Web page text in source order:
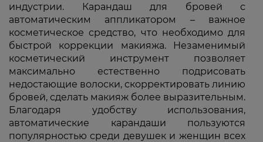
индустрии. Карандаш для бровей с
автоматическим аппликатором – важное
косметическое средство, что необходимо для
быстрой коррекции макияжа. Незаменимый
косметический инструмент позволяет
максимально естественно подрисовать
недостающие волоски, скорректировать линию
бровей, сделать макияж более выразительным.
Благодаря удобству использования,
автоматические карандаши пользуются
популярностью среди девушек и женщин всех